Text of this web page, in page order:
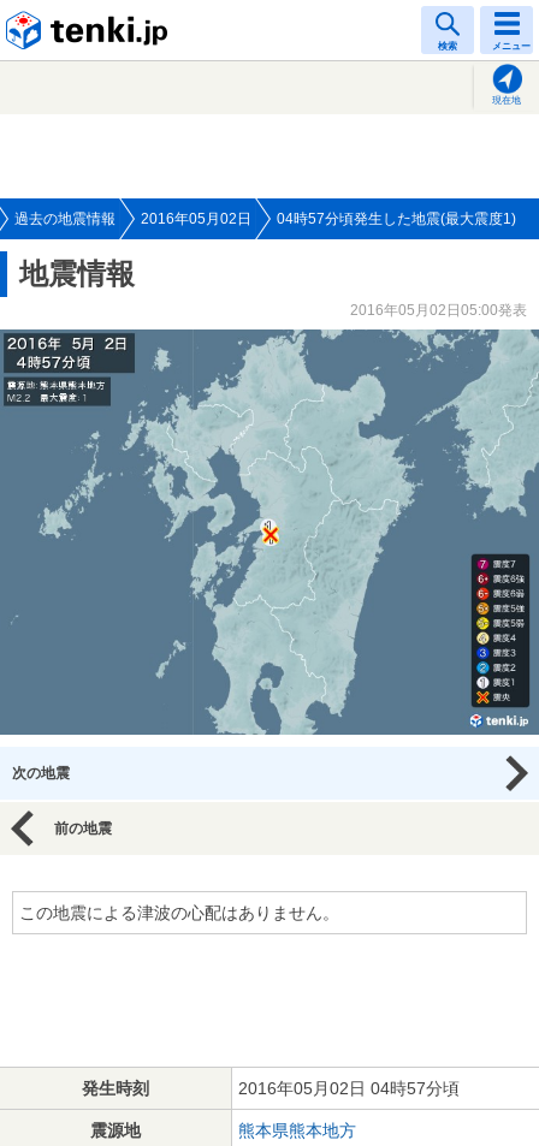
検索 メニュー
現在地
過去の地震情報 2016年05月02日 04時57分頃発生した地震(最大震度1)
地震情報
2016年05月02日05:00発表
次の地震
前の地震
この地震による津波の心配はありません。
発生時刻 2016年05月02日 04時57分頃
震源地 熊本県熊本地方